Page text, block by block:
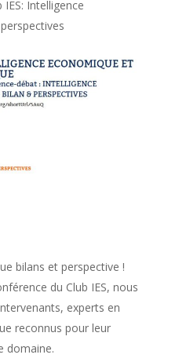
IES: Intelligence
bilans et perspective !
du Club IES, nous
experts en
reconnus pour leur
domaine.